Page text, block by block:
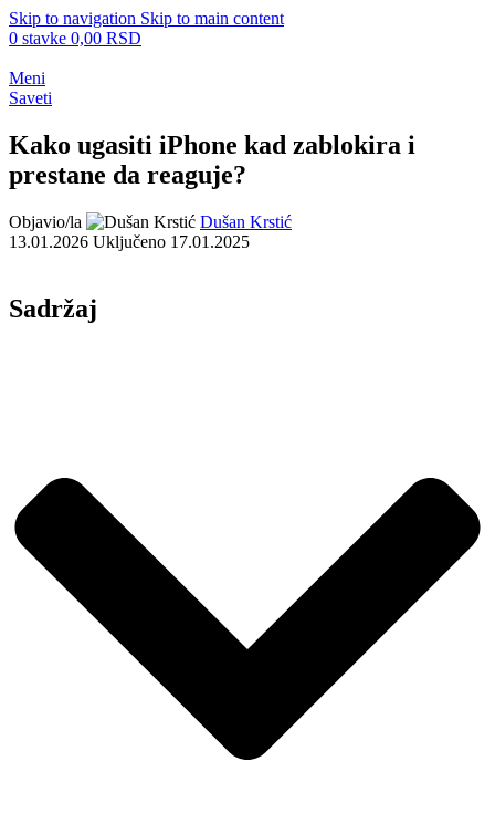
Skip to navigation Skip to main content
0 stavke 0,00 RSD
Meni
Saveti
Kako ugasiti iPhone kad zablokira i
prestane da reaguje?
Objavio/la
Dušan Krstić
13.01.2026 Uključeno 17.01.2025
Sadržaj